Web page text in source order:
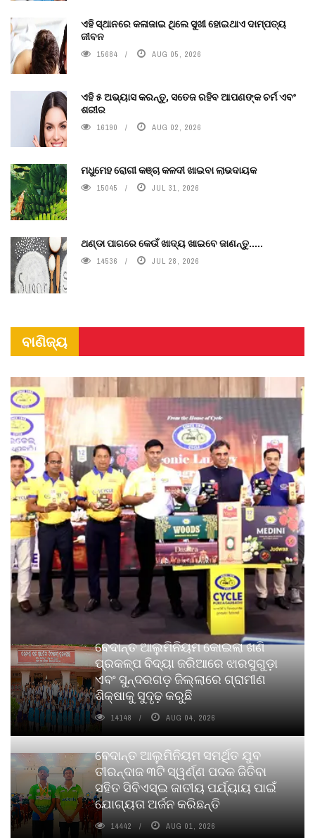
ଏହି ସ୍ଥାନରେ କଳାଜାଇ ଥିଲେ ସୁଖୀ ହୋଇଥାଏ ଦାମ୍ପତ୍ୟ
ଜୀବନ
15684 AUG 05, 2026
ଏହି ୫ ଅଭ୍ୟାସ କରନ୍ତୁ, ସତେଜ ରହିବ ଆପଣଙ୍କ ଚର୍ମ ଏବଂ
ଶରୀର
16190 AUG 02, 2026
ମଧୁମେହ ରୋଗୀ କଞ୍ଚା କଳଦୀ ଖାଇବା ଲାଭଦାୟକ
15045 JUL 31, 2026
ଥଣ୍ଡା ପାଗରେ କେଉଁ ଖାଦ୍ୟ ଖାଇବେ ଜାଣନ୍ତୁ.....
14536 JUL 28, 2026
ବାଣିଜ୍ୟ
ବେଦାନ୍ତ ଆଲୁମିନିୟମ କୋଇଲା ଖଣି
ପ୍ରକଳ୍ପ ବିଦ୍ୟା ଜରିଆରେ ଝାରସୁଗୁଡ଼ା
ଏବଂ ସୁନ୍ଦରଗଡ଼ ଜିଲ୍ଲାରେ ଗ୍ରାମୀଣ
ଶିକ୍ଷାକୁ ସୁଦୃଢ଼ କରୁଛି
14148 AUG 04, 2026
ବେଦାନ୍ତ ଆଲୁମିନିୟମ ସମର୍ଥିତ ଯୁବ
ତୀରନ୍ଦାଜ ୩ଟି ସ୍ୱର୍ଣ୍ଣ ପଦକ ଜିତିବା
ସହିତ ସିବିଏସ୍ଇ ଜାତୀୟ ପର୍ଯ୍ୟାୟ ପାଇଁ
ଯୋଗ୍ୟତା ଅର୍ଜନ କରିଛନ୍ତି
14442 AUG 01, 2026